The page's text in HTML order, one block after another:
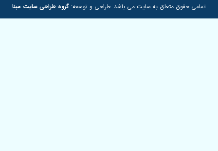
تمامی حقوق متعلق به سایت می باشد. طراحی و توسعه: گروه طراحی سایت مبنا